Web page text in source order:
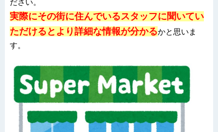
ださい。
実際にその街に住んでいるスタッフに聞いてい
ただけるとより詳細な情報が分かるかと思いま
す。